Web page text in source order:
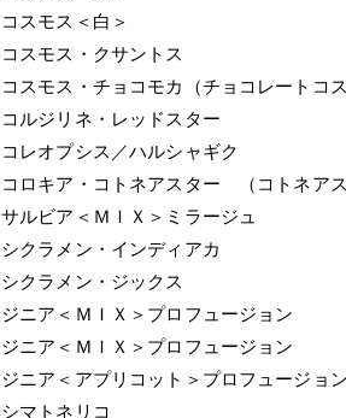
コスモス＜白＞
コスモス・クサントス
コスモス・チョコモカ（チョコレートコス
コルジリネ・レッドスター
コレオプシス／ハルシャギ
コロキア・コトネアスター （コトネアス
サルビア＜ＭＩＸ＞ミラージュ
シクラメン・インディアカ
シクラメン・ジックス
ジニア＜ＭＩＸ＞プロフュージョン
ジニア＜ＭＩＸ＞プロフュージョン
ジニア＜アプリコット＞プロフュージョン
シマトネリコ